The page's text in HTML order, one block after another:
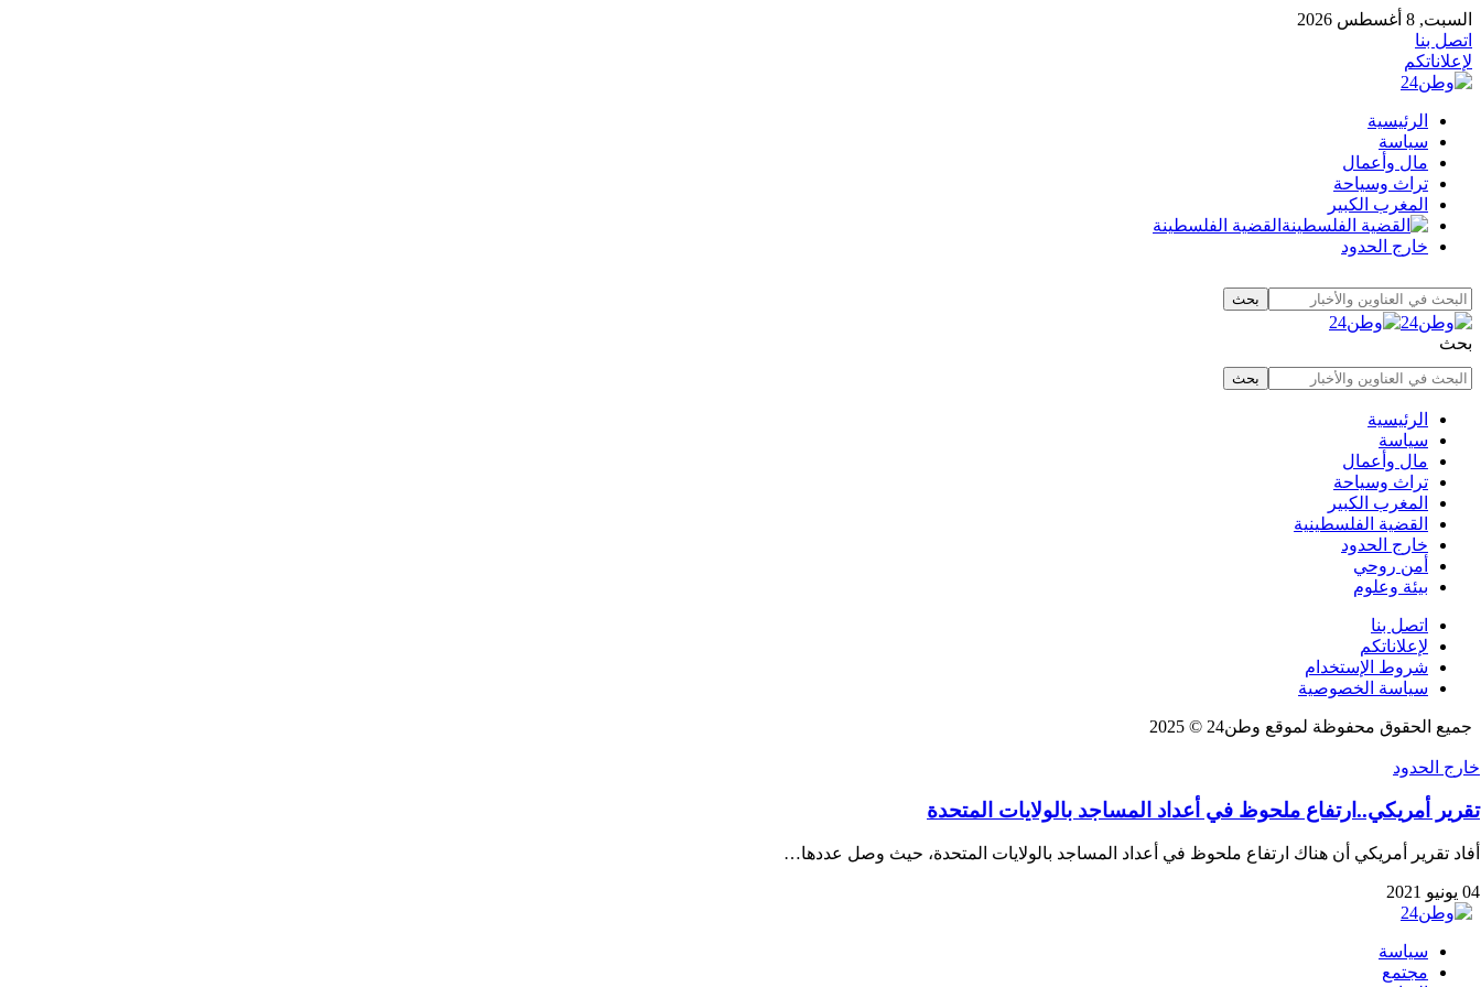
السبت, 8 أغسطس 2026
اتصل بنا
لإعلاناتكم
الرئيسية
سياسة
مال وأعمال
تراث وسياحة
المغرب الكبير
القضية الفلسطينة
خارج الحدود
بحث
الرئيسية
سياسة
مال وأعمال
تراث وسياحة
المغرب الكبير
القضية الفلسطينية
خارج الحدود
أمن روحي
بيئة وعلوم
اتصل بنا
لإعلاناتكم
شروط الإستخدام
سياسة الخصوصية
جميع الحقوق محفوظة لموقع وطن24 © 2025
خارج الحدود
تقرير أمريكي..ارتفاع ملحوظ في أعداد المساجد بالولايات المتحدة
أفاد تقرير أمريكي أن هناك ارتفاع ملحوظ في أعداد المساجد بالولايات المتحدة، حيث وصل عددها…
04 يونيو 2021
سياسة
مجتمع